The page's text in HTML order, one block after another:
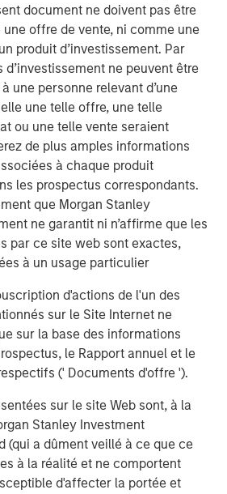
document ne doivent pas être
offre de vente, ni comme une
produit d’investissement. Par
ne peuvent être
une personne relevant d’une
une telle offre, une telle
ou une telle vente seraient
de plus amples informations
à chaque produit
les prospectus correspondants.
que Morgan Stanley
ne garantit ni n’affirme que les
par ce site web sont exactes,
à un usage particulier
d'actions de l'un des
sur le Site Internet ne
sur la base des informations
le Rapport annuel et le
(' Documents d'offre ').
sur le site Web sont, à la
Stanley Investment
(qui a dûment veillé à ce que ce
à la réalité et ne comportent
d'affecter la portée et
mises en avant
Outlook:
Fluid Backdrop
remains resilient
and energy prices keep
real estate continues to
value, supported by a
income streams, and
In this environment,